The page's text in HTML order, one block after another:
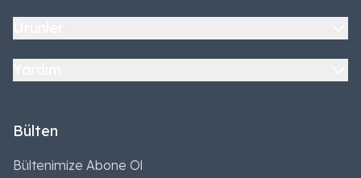
Bülten
Bültenimize Abone Ol